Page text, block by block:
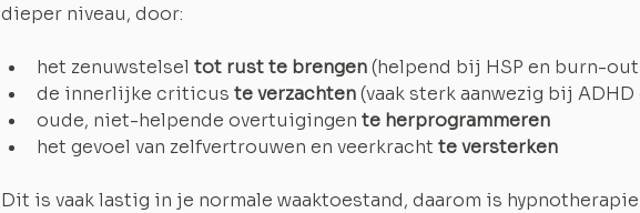
dieper niveau, door:
het zenuwstelsel tot rust te brengen (helpend bij HSP en burn-
de innerlijke criticus te verzachten (vaak sterk aanwezig bij
oude, niet-helpende overtuigingen te herprogrammeren
het gevoel van zelfvertrouwen en veerkracht te versterken
Dit is vaak lastig in je normale waaktoestand, daarom is